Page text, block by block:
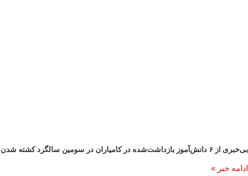
بی‌خبری از ۶ دانش‌آموز بازداشت‌شده در کامیاران در سومین سالگرد کشته شدن مهسا امینی – صدای آمریکا
ادامه خبر »